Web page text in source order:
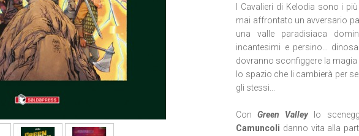
I Cavalieri di Kelodia sono i
mai affrontato un avversario
una valle paradisiaca
incantesimi e persino...
dovranno sconfiggere la magia
lo spazio che li cambierà per
gli stessi...
ConGreen Valleylo
Camuncoli danno vita alla